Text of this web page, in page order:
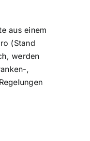
aus einem
(Stand
werden
,